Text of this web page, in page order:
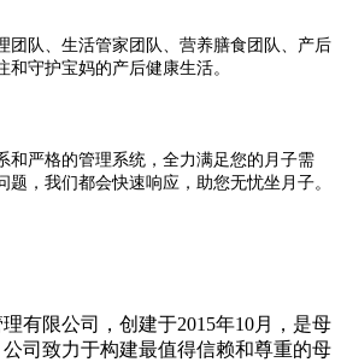
专业贴心的护理服务，涵盖母乳顾问
课程、上门回访、月嫂到家等贴心服务
的安全，24小时监控录像全面覆盖，私人
户私密管理制度，全方位保护您的安全和个
有限公司，创建于2015年10月，是母
司致力于构建最值得信赖和尊重的母